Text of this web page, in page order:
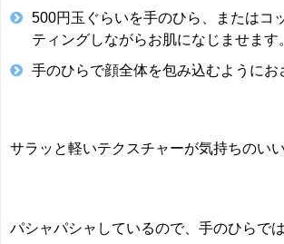
500円玉ぐらいを手のひら、またはコ
ティングしながらお肌になじませます
手のひらで顔全体を包み込むようにお
サラッと軽いテクスチャーが気持ちのいい
パシャパシャしているので、手のひらで